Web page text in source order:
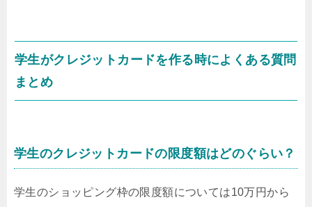
学生がクレジットカードを作る時によくある質問
まとめ
学生のクレジットカードの限度額はどのぐらい？
学生のショッピング枠の限度額については10万円から